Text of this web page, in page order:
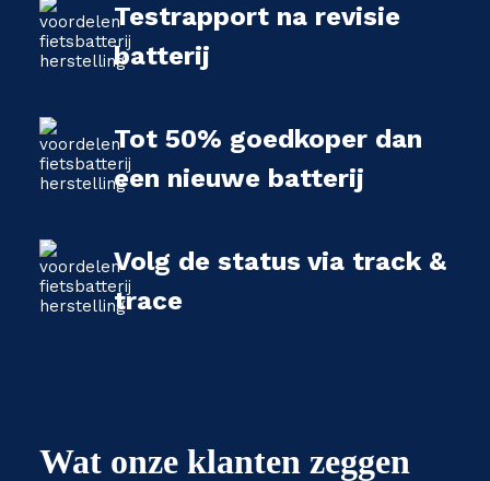
Testrapport na revisie
batterij
Tot 50% goedkoper dan
een nieuwe batterij
Volg de status via track &
trace
Wat onze klanten zeggen